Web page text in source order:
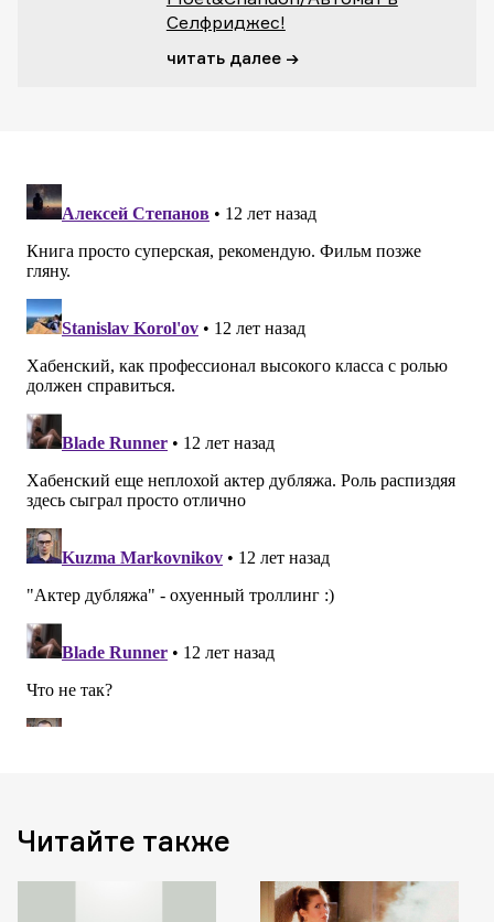
Селфриджес!
читать далее →
Читайте также